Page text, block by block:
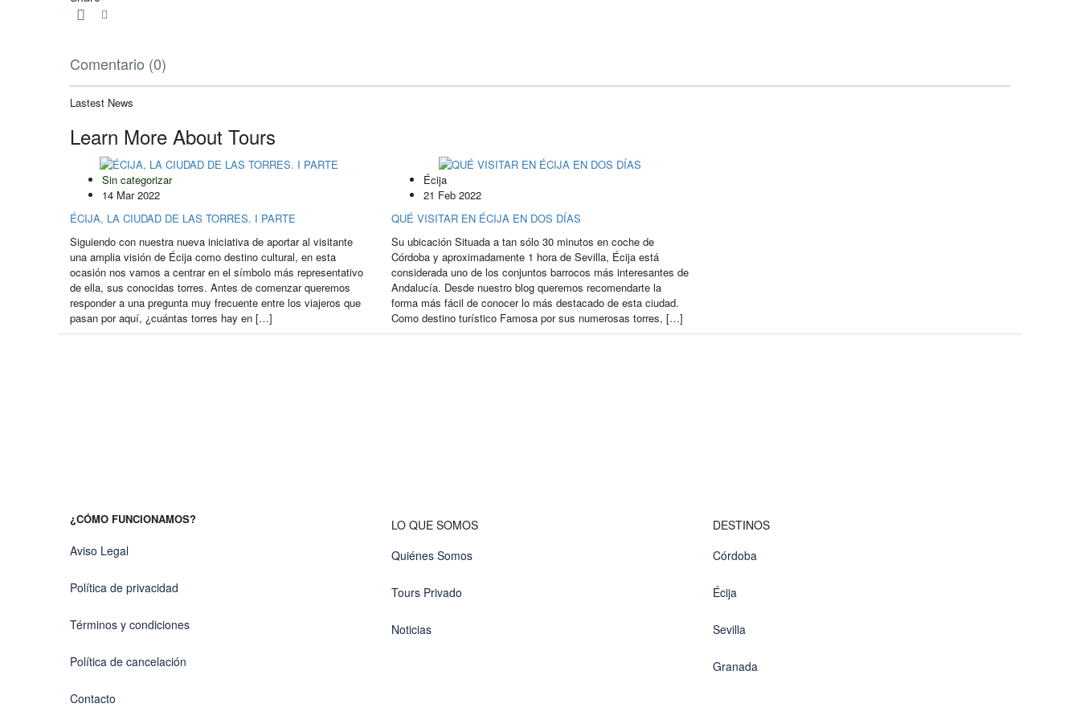
Comentario (0)
Lastest News
Learn More About Tours
Sin categorizar
14 Mar 2022
ÉCIJA, LA CIUDAD DE LAS TORRES. I PARTE
Siguiendo con nuestra nueva iniciativa de aportar al visitante
una amplia visión de Écija como destino cultural, en esta
ocasión nos vamos a centrar en el símbolo más representativo
de ella, sus conocidas torres. Antes de comenzar queremos
responder a una pregunta muy frecuente entre los viajeros que
pasan por aquí, ¿cuántas torres hay en […]
Écija
21 Feb 2022
QUÉ VISITAR EN ÉCIJA EN DOS DÍAS
Su ubicación Situada a tan sólo 30 minutos en coche de
Córdoba y aproximadamente 1 hora de Sevilla, Écija está
considerada uno de los conjuntos barrocos más interesantes de
Andalucía. Desde nuestro blog queremos recomendarte la
forma más fácil de conocer lo más destacado de esta ciudad.
Como destino turístico Famosa por sus numerosas torres, […]
¿CÓMO FUNCIONAMOS?
Aviso Legal
Política de privacidad
Términos y condiciones
Política de cancelación
Contacto
LO QUE SOMOS
Quiénes Somos
Tours Privado
Noticias
DESTINOS
Córdoba
Écija
Sevilla
Granada